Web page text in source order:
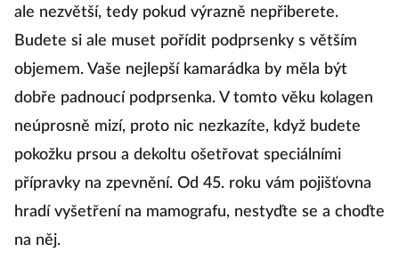
ale nezvětší, tedy pokud výrazně nepřiberete.
Budete si ale muset pořídit podprsenky s větším
objemem. Vaše nejlepší kamarádka by měla být
dobře padnoucí podprsenka. V tomto věku kolagen
neúprosně mizí, proto nic nezkazíte, když budete
pokožku prsou a dekoltu ošetřovat speciálními
přípravky na zpevnění. Od 45. roku vám pojišťovna
hradí vyšetření na mamografu, nestyďte se a choďte
na něj.